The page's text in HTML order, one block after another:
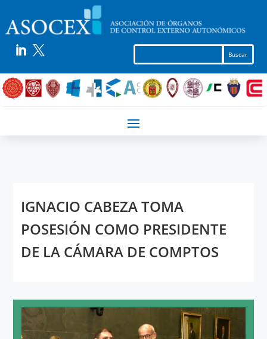
 
IGNACIO CABEZA TOMA
POSESIÓN COMO PRESIDENTE
DE LA CÁMARA DE COMPTOS